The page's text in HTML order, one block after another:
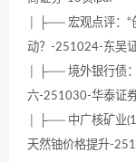
│ ├── 宏观点评：“
动？-251024-东吴
│ ├── 境外银行债
六-251030-华泰证
│ ├── 中广核矿业
天然铀价格提升-